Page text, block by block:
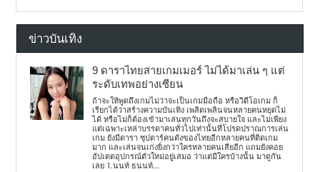
ข่าวบันเทิง
9 ดาราไทยสายเกมเมอร์ ไม่ได้มาเล่น ๆ แต่
ระดับเทพอย่างเซียน
ถ้าจะให้พูดถึงเกมไม่ว่าจะเป็นเกมมือถือ หรือวิดีโอเกม ก็
เรียกได้ว่าสร้างความบันเทิง เพลิดเพลินจนหลายคนหยุดไม่
ได้ หรือไม่ก็ต้องเข้ามาเล่นทุกวันถึงจะสบายใจ และไม่เพียง
แต่เฉพาะเหล่าบรรดาคนทั่วไปเท่านั้นที่โปรดปราณการเล่น
เกม ยังมีดารา ซุปตาร์คนดังของไทยอีกหลายคนที่ติดเกม
มาก และเล่นจนเก่งยิ่งกว่าใครหลายคนเสียอีก แถมยังคอย
อัปเดตอุปกรณ์ตัวใหม่อยู่เสมอ ว่าแต่มีใครบ้างนั้น มาดูกัน
เลย 1.นนท์ ธนนท์...